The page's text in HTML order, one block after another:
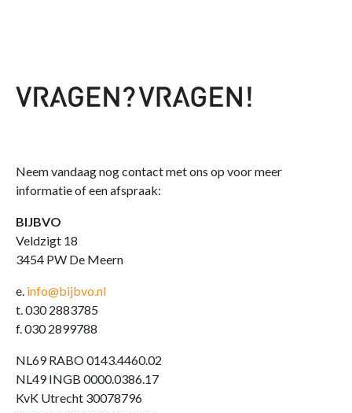
Neem vandaag nog contact met ons op voor meer
informatie of een afspraak:
BIJBVO
Veldzigt 18
3454 PW De Meern
e. info@bijbvo.nl
t. 030 2883785
f. 030 2899788
NL69 RABO 0143.4460.02
NL49 INGB 0000.0386.17
KvK Utrecht 30078796